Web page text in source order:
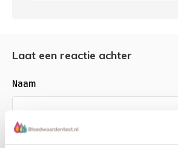
Laat een reactie achter
Naam